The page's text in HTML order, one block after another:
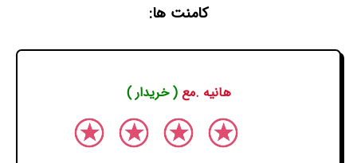
کامنت ها:
هانیه .مع( خریدار )